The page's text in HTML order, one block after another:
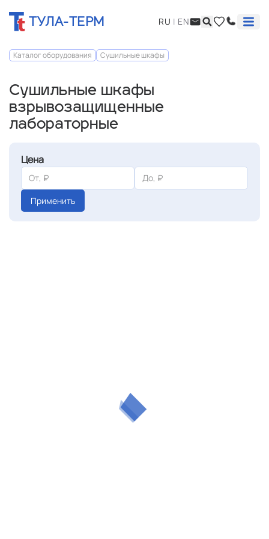
ТУЛА-ТЕРМ RU | EN
Каталог оборудования Сушильные шкафы
Сушильные шкафы
взрывозащищенные
лабораторные
Цена
Применить